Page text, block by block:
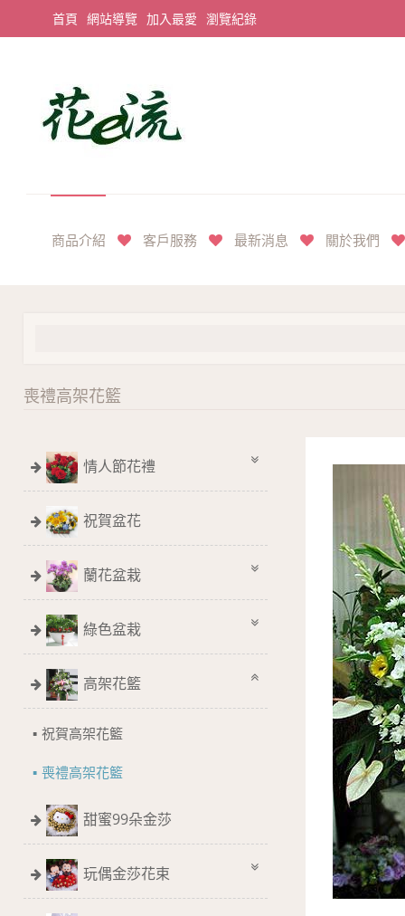
首頁 網站導覽 加入最愛 瀏覽紀錄
商品介紹 客戶服務 最新消息 關於我們
喪禮高架花籃
情人節花禮
祝賀盆花
蘭花盆栽
綠色盆栽
高架花籃
祝賀高架花籃
喪禮高架花籃
甜蜜99朵金莎
玩偶金莎花束